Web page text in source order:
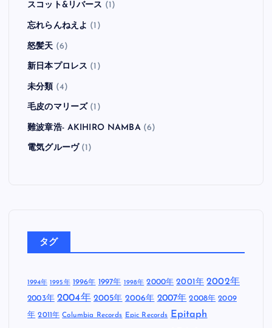
スコット&リバース (1)
忘れらんねえよ (1)
怒髪天 (6)
新日本プロレス (1)
未分類 (4)
毛皮のマリーズ (1)
難波章浩- AKIHIRO NAMBA(6)
電気グルーヴ(1)
タグ
1994年 1995年 1996年 1997年 1998年 2000年 2001年 2002年
2003年 2004年 2005年 2006年 2007年 2008年 2009
年 2011年 Columbia Records Epic Records Epitaph